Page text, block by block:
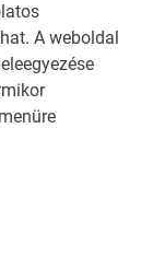
A weboldal